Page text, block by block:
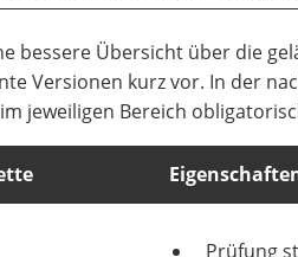
bessere Übersicht über die
Versionen kurz vor. In der
jeweiligen Bereich
Prüfung